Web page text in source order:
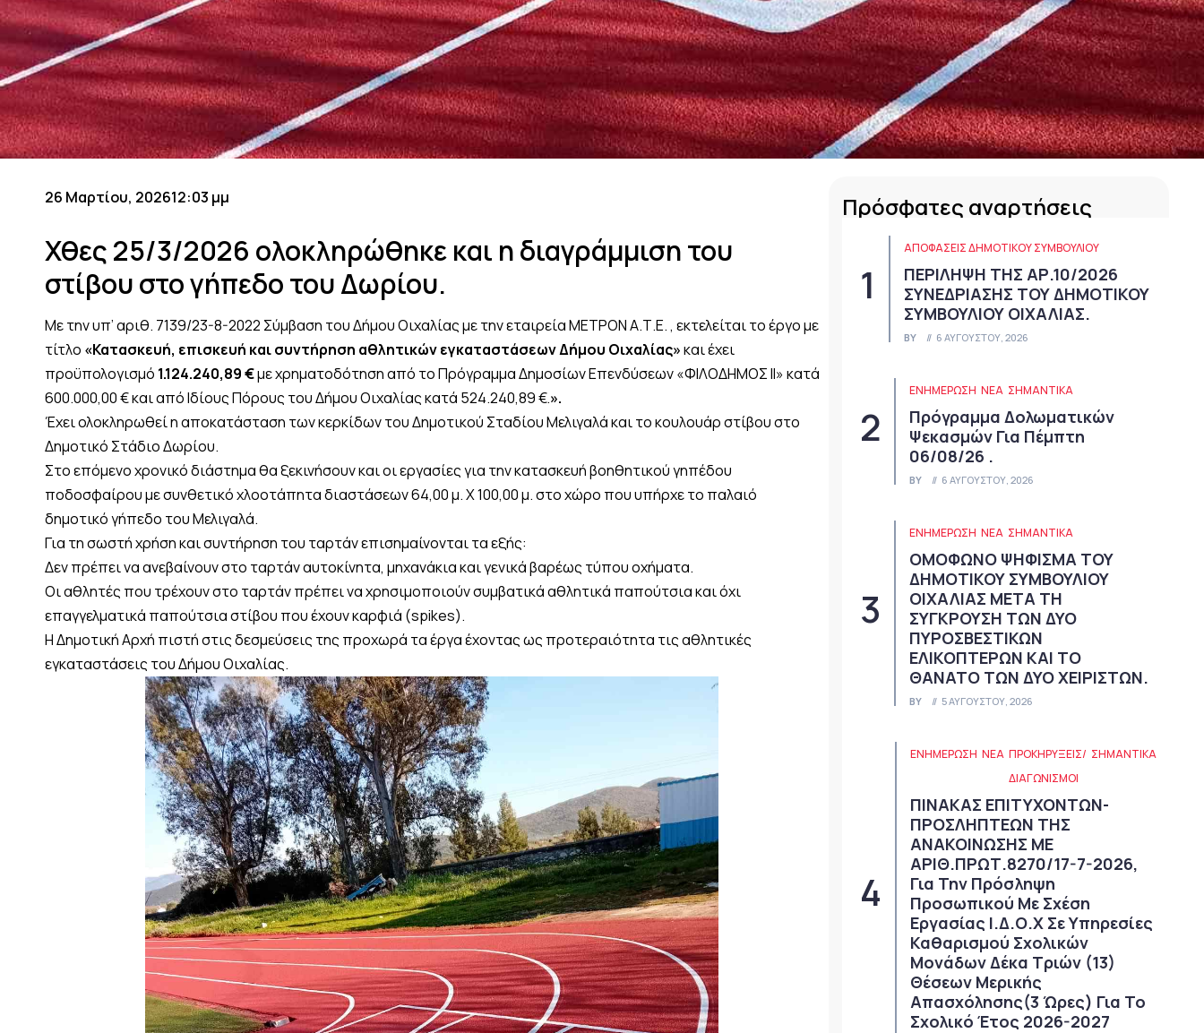
26 Μαρτίου, 202612:03 μμ
Χθες 25/3/2026 ολοκληρώθηκε και η διαγράμμιση του
στίβου στο γήπεδο του Δωρίου.
Με την υπ’ αριθ. 7139/23-8-2022 Σύμβαση του Δήμου Οιχαλίας με την εταιρεία ΜΕΤΡΟΝ Α.Τ.Ε. , εκτελείται το έργο με
τίτλο «Κατασκευή, επισκευή και συντήρηση αθλητικών εγκαταστάσεων Δήμου Οιχαλίας»και έχει
προϋπολογισμό 1.124.240,89 €με χρηματοδότηση από το Πρόγραμμα Δημοσίων Επενδύσεων «ΦΙΛΟΔΗΜΟΣ ΙΙ» κατά
600.000,00 € και από Ιδίους Πόρους του Δήμου Οιχαλίας κατά 524.240,89 €.».
Έχει ολοκληρωθεί η αποκατάσταση των κερκίδων του Δημοτικού Σταδίου Μελιγαλά και το κουλουάρ στίβου στο
Δημοτικό Στάδιο Δωρίου.
Στο επόμενο χρονικό διάστημα θα ξεκινήσουν και οι εργασίες για την κατασκευή βοηθητικού γηπέδου
ποδοσφαίρου με συνθετικό χλοοτάπητα διαστάσεων 64,00 μ. Χ 100,00 μ. στο χώρο που υπήρχε το παλαιό
δημοτικό γήπεδο του Μελιγαλά.
Για τη σωστή χρήση και συντήρηση του ταρτάν επισημαίνονται τα εξής:
Δεν πρέπει να ανεβαίνουν στο ταρτάν αυτοκίνητα, μηχανάκια και γενικά βαρέως τύπου οχήματα.
Οι αθλητές που τρέχουν στο ταρτάν πρέπει να χρησιμοποιούν συμβατικά αθλητικά παπούτσια και όχι
επαγγελματικά παπούτσια στίβου που έχουν καρφιά (spikes).
Η Δημοτική Αρχή πιστή στις δεσμεύσεις της προχωρά τα έργα έχοντας ως προτεραιότητα τις αθλητικές
εγκαταστάσεις του Δήμου Οιχαλίας.
Πρόσφατες αναρτήσεις
ΑΠΟΦΆΣΕΙΣ ΔΗΜΟΤΙΚΟΎ ΣΥΜΒΟΥΛΊΟΥ
ΠΕΡΙΛΗΨΗ ΤΗΣ ΑΡ.10/2026
ΣΥΝΕΔΡΙΑΣΗΣ ΤΟΥ ΔΗΜΟΤΙΚΟΥ
ΣΥΜΒΟΥΛΙΟΥ ΟΙΧΑΛΙΑΣ.
BY 6 ΑΥΓΟΎΣΤΟΥ, 2026
ΕΝΗΜΕΡΩΣΗ ΝΈΑ ΣΗΜΑΝΤΙΚΆ
Πρόγραμμα Δολωματικών
Ψεκασμών Για Πέμπτη
06/08/26 .
BY 6 ΑΥΓΟΎΣΤΟΥ, 2026
ΕΝΗΜΕΡΩΣΗ ΝΈΑ ΣΗΜΑΝΤΙΚΆ
ΟΜΟΦΩΝΟ ΨΗΦΙΣΜΑ ΤΟΥ
ΔΗΜΟΤΙΚΟΥ ΣΥΜΒΟΥΛΙΟΥ
ΟΙΧΑΛΙΑΣ ΜΕΤΑ ΤΗ
ΣΥΓΚΡΟΥΣΗ ΤΩΝ ΔΥΟ
ΠΥΡΟΣΒΕΣΤΙΚΩΝ
ΕΛΙΚΟΠΤΕΡΩΝ ΚΑΙ ΤΟ
ΘΑΝΑΤΟ ΤΩΝ ΔΥΟ ΧΕΙΡΙΣΤΩΝ.
BY 5 ΑΥΓΟΎΣΤΟΥ, 2026
ΕΝΗΜΕΡΩΣΗ ΝΈΑ ΠΡΟΚΗΡΎΞΕΙΣ/
ΔΙΑΓΩΝΙΣΜΟΊ
ΣΗΜΑΝΤΙΚΆ
ΠΙΝΑΚΑΣ ΕΠΙΤΥΧΟΝΤΩΝ-
ΠΡΟΣΛΗΠΤΕΩΝ ΤΗΣ
ΑΝΑΚΟΙΝΩΣΗΣ ΜΕ
ΑΡΙΘ.ΠΡΩΤ.8270/17-7-2026,
Για Την Πρόσληψη
Προσωπικού Με Σχέση
Εργασίας Ι.Δ.Ο.Χ Σε Υπηρεσίες
Καθαρισμού Σχολικών
Μονάδων Δέκα Τριών (13)
Θέσεων Μερικής
Απασχόλησης(3 Ώρες) Για Το
Σχολικό Έτος 2026-2027